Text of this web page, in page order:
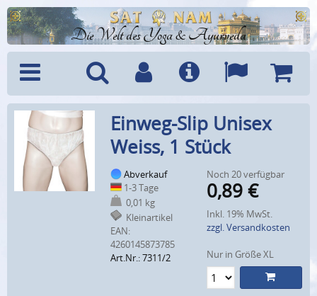
Die Welt des Yoga & Ayurveda
Menü SucheBenutzerkonto
Info Sprachen
Einweg-Slip Unisex
Weiss, 1 Stück
Abverkauf
1-3 Tage
0,01 kg
Kleinartikel
EAN:
4260145873785
Art.Nr.: 7311/2
Noch 20 verfügbar
0,89 €
Inkl. 19% MwSt.
zzgl. Versandkosten
Nur in Größe XL